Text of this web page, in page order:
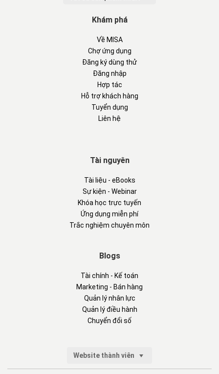
Khám phá
Về MISA
Chợ ứng dụng
Đăng ký dùng thử
Đăng nhập
Hợp tác
Hỗ trợ khách hàng
Tuyển dụng
Liên hệ
Tài nguyên
Tài liệu - eBooks
Sự kiện - Webinar
Khóa học trực tuyến
Ứng dụng miễn phí
Trắc nghiệm chuyên môn
Blogs
Tài chính - Kế toán
Marketing - Bán hàng
Quản lý nhân lực
Quản lý điều hành
Chuyển đổi số
Website thành viên